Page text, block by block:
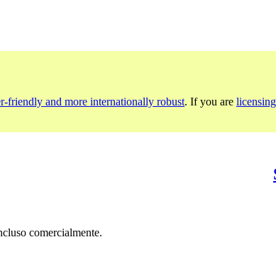
friendly and more internationally robust. If you are
comercialmente.